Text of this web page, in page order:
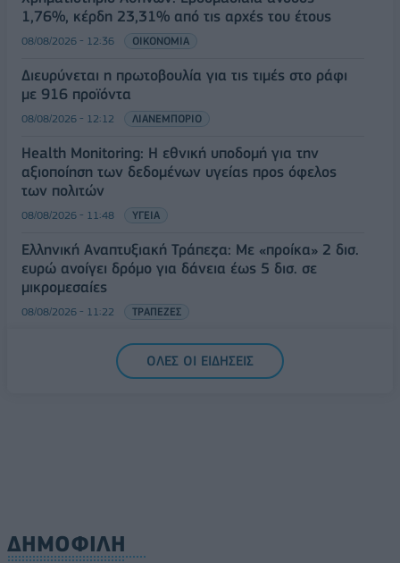
1,76%, κέρδη 23,31% από τις αρχές του έτους
08/08/2026 - 12:36 ΟΙΚΟΝΟΜΙΑ
Διευρύνεται η πρωτοβουλία για τις τιμές στο ράφι
με 916 προϊόντα
08/08/2026 - 12:12 ΛΙΑΝΕΜΠΟΡΙΟ
Health Monitoring: Η εθνική υποδομή για την
αξιοποίηση των δεδομένων υγείας προς όφελος
των πολιτών
08/08/2026 - 11:48 ΥΓΕΙΑ
Ελληνική Αναπτυξιακή Τράπεζα: Με «προίκα» 2 δισ.
ευρώ ανοίγει δρόμο για δάνεια έως 5 δισ. σε
μικρομεσαίες
08/08/2026 - 11:22 ΤΡΑΠΕΖΕΣ
5G παντού, 6G στον ορίζοντα: Πού βρίσκεται η
Ελλάδα στη μεγάλη τεχνολογική μετάβαση
ΟΛΕΣ ΟΙ ΕΙΔΗΣΕΙΣ
ΔΗΜΟΦΙΛΗ